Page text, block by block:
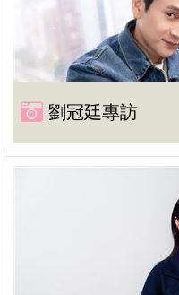
劉冠廷專訪